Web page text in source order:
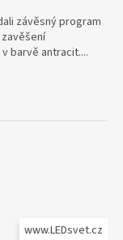
závěsný program
zavěšení
barvě antracit....
www.LEDsvet.cz